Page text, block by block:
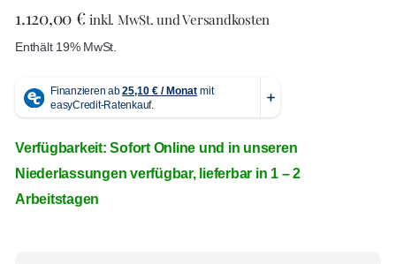
1.120,00€ inkl. MwSt. und Versandkosten
Enthält 19% MwSt.
Verfügbarkeit: Sofort Online und in unseren
Niederlassungen verfügbar, lieferbar in 1 – 2
Arbeitstagen